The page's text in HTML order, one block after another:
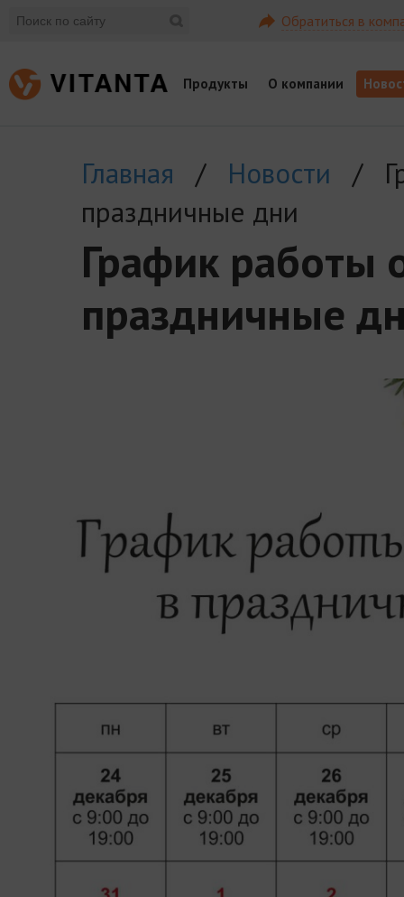
Обратиться в
Продукты О компании
Главная / Новости /
праздничные дни
График работы
праздничные